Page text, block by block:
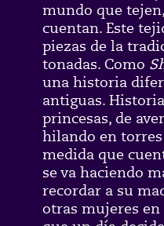
mundo que
cuentan. Este
piezas de la
tonadas. Como
una historia
antiguas.
princesas, de
hilando en torres
medida que
se va haciendo
recordar a su
otras mujeres